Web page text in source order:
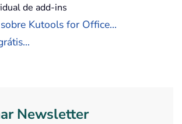
de add-ins
Kutools for Office...
Newsletter